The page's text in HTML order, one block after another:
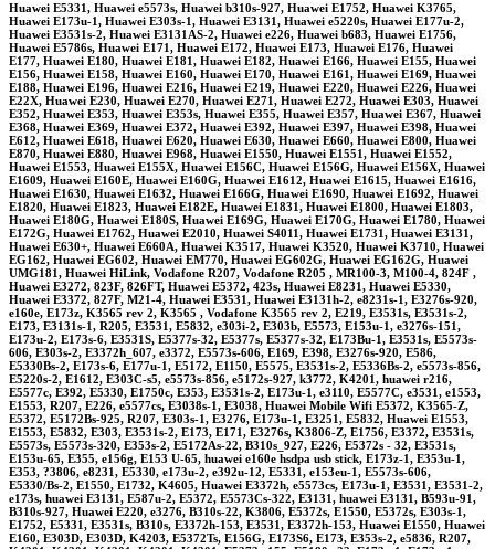
Huawei E5331, Huawei e5573s, Huawei b310s-927, Huawei E1752, Huawei K3765,
Huawei E173u-1, Huawei E303s-1, Huawei E3131, Huawei e5220s, Huawei E177u-2,
Huawei E3531s-2, Huawei E3131AS-2, Huawei e226, Huawei b683, Huawei E1756,
Huawei E5786s, Huawei E171, Huawei E172, Huawei E173, Huawei E176, Huawei
E177, Huawei E180, Huawei E181, Huawei E182, Huawei E166, Huawei E155, Huawei
E156, Huawei E158, Huawei E160, Huawei E170, Huawei E161, Huawei E169, Huawei
E188, Huawei E196, Huawei E216, Huawei E219, Huawei E220, Huawei E226, Huawei
E22X, Huawei E230, Huawei E270, Huawei E271, Huawei E272, Huawei E303, Huawei
E352, Huawei E353, Huawei E353s, Huawei E355, Huawei E357, Huawei E367, Huawei
E368, Huawei E369, Huawei E372, Huawei E392, Huawei E397, Huawei E398, Huawei
E612, Huawei E618, Huawei E620, Huawei E630, Huawei E660, Huawei E800, Huawei
E870, Huawei E880, Huawei E968, Huawei E1550, Huawei E1551, Huawei E1552,
Huawei E1553, Huawei E155X, Huawei E156C, Huawei E156G, Huawei E156X, Huawei
E1609, Huawei E160E, Huawei E160G, Huawei E1612, Huawei E1615, Huawei E1616,
Huawei E1630, Huawei E1632, Huawei E166G, Huawei E1690, Huawei E1692, Huawei
E1820, Huawei E1823, Huawei E182E, Huawei E1831, Huawei E1800, Huawei E1803,
Huawei E180G, Huawei E180S, Huawei E169G, Huawei E170G, Huawei E1780, Huawei
E172G, Huawei E1762, Huawei E2010, Huawei S4011, Huawei E1731, Huawei E3131,
Huawei E630+, Huawei E660A, Huawei K3517, Huawei K3520, Huawei K3710, Huawei
EG162, Huawei EG602, Huawei EM770, Huawei EG602G, Huawei EG162G, Huawei
UMG181, Huawei HiLink, Vodafone R207, Vodafone R205 , MR100-3, M100-4, 824F ,
Huawei E3272, 823F, 826FT, Huawei E5372, 423s, Huawei E8231, Huawei E5330,
Huawei E3372, 827F, M21-4, Huawei E3531, Huawei E3131h-2, e8231s-1, E3276s-920,
e160e, E173z, K3565 rev 2, K3565 , Vodafone K3565 rev 2, E219, E3531s, E3531s-2,
E173, E3131s-1, R205, E3531, E5832, e303i-2, E303b, E5573, E153u-1, e3276s-151,
E173u-2, E173s-6, E3531S, E5377s-32, E5377s, E5377s-32, E173Bu-1, E3531s, E5573s-
606, E303s-2, E3372h_607, e3372, E5573s-606, E169, E398, E3276s-920, E586,
E5330Bs-2, E173s-6, E177u-1, E5172, E1150, E5575, E3531s-2, E5336Bs-2, e5573s-856,
E5220s-2, E1612, E303C-s5, e5573s-856, e5172s-927, k3772, K4201, huawei r216,
E5577c, E392, E5330, E1750c, E353, E3531s-2, E173u-1, e3110, E5577C, e3531, e1553,
E1553, R207, E226, e5577cs, E3038s-1, E3038, Huawei Mobile Wifi E5372, K3565-Z,
E5372, E5172Bs-925, R207, E303s-1, E3276, E173u-1, E3251, E5832, Huawei E1553,
E1553, E5832, E303, E3531s-2, E173, E171, E3276s, K3806-Z, E1756, E3372, E3531s,
E5573s, E5573s-320, E353s-2, E5172As-22, B310s_927, E226, E5372s - 32, E3531s,
E153u-65, E355, e156g, E153 U-65, huawei e160e hsdpa usb stick, E173z-1, E353u-1,
E353, ?3806, e8231, E5330, e173u-2, e392u-12, E5331, e153eu-1, E5573s-606,
E5330/Bs-2, E1550, E1732, K4605, Huawei E3372h, e5573cs, E173u-1, E3531, E3531-2,
e173s, huawei E3131, E587u-2, E5372, E5573Cs-322, E3131, huawei E3131, B593u-91,
B310s-927, Huawei E220, e3276, B310s-22, K3806, E5372s, E1550, E5372s, E303s-1,
E1752, E5331, E3531s, B310s, E3372h-153, E3531, E3372h-153, Huawei E1550, Huawei
E160, E303D, E303D, K4203, E5372Ts, E156G, E173S6, E173, E353s-2, e5836, R207,